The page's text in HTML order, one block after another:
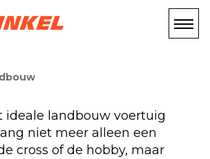
ideale landbouw voertuig
niet meer alleen een
cross of de hobby, maar